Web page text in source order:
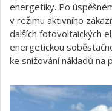
energetiky. Po
v režimu aktivního
dalších fotovoltaických
energetickou
ke snižování nákladů na